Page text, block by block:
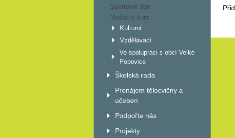
Sportovní den
Vodácký kurz
Kulturní
Vzdělávací
Ve spolupráci s obcí Velké
Popovice
Školská rada
Pronájem tělocvičny a
učeben
Podpořte nás
Projekty